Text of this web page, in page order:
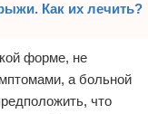
Как их лечить?
форме, не
а больной
что